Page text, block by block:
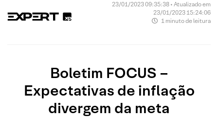
23/01/2023 09:35:38 • Atualizado em
23/01/2023 15:24:06
1 minuto de leitura
Boletim FOCUS –
Expectativas de inflação
divergem da meta